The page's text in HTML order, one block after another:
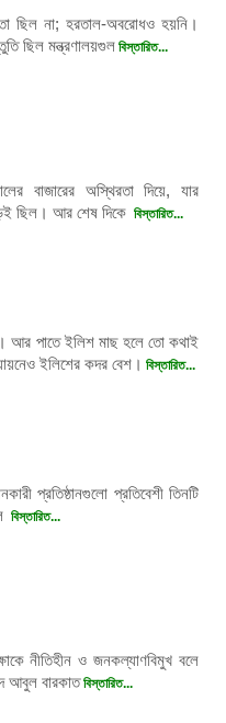
ছিল না; হরতাল-অবরোধও হয়নি।
ছিল মন্ত্রণালয়গুল বিস্তারিত...
বাজারের অস্থিরতা দিয়ে, যার
ছিল। আর শেষ দিকে বিস্তারিত...
আর পাতে ইলিশ মাছ হলে তো কথাই
ইলিশের কদর বেশ। বিস্তারিত...
প্রতিষ্ঠানগুলো প্রতিবেশী তিনটি
বিস্তারিত...
নীতিহীন ও জনকল্যাণবিমুখ বলে
আবুল বারকাতবিস্তারিত...